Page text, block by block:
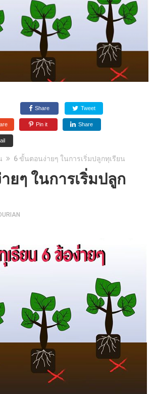
Share Tweet
Pin it Share
6 ขั้นตอนง่ายๆ ในการเริ่มปลูกทุเรียน
ยๆ ในการเริ่มปลูก